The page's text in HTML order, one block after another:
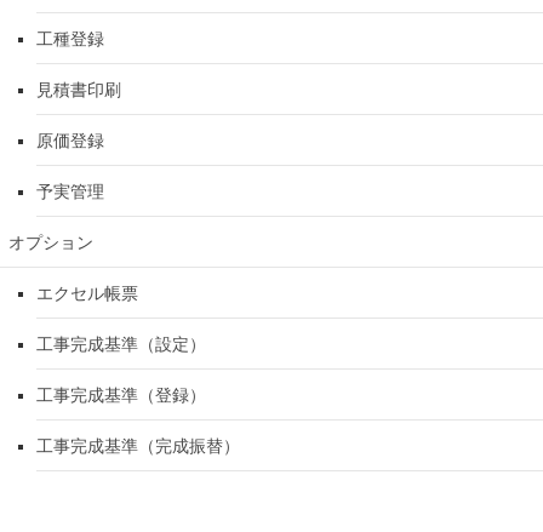
工種登録
見積書印刷
原価登録
予実管理
オプション
エクセル帳票
工事完成基準（設定）
工事完成基準（登録）
工事完成基準（完成振替）